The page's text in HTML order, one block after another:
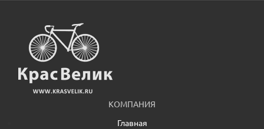
КОМПАНИЯ
Главная